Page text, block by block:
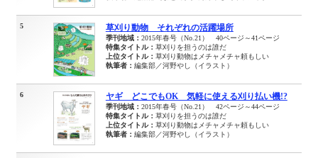
5 草刈り動物 それぞれの活躍場所
季刊地域： 2015年春号（No.21） 40ページ～41ページ
特集タイトル： 草刈りを担うのは誰だ
上位タイトル： 草刈り動物はメチャメチャ頼もしい
執筆者： 編集部／河野やし（イラスト）
6 ヤギ どこでもOK 気軽に使える刈り払い機!?
季刊地域： 2015年春号（No.21） 42ページ～44ページ
特集タイトル： 草刈りを担うのは誰だ
上位タイトル： 草刈り動物はメチャメチャ頼もしい
執筆者： 編集部／河野やし（イラスト）